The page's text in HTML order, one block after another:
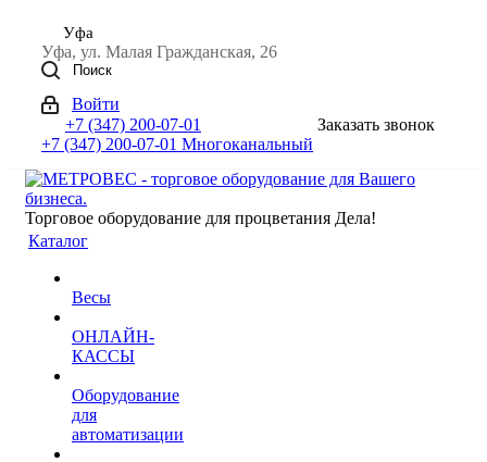
Уфа
Уфа, ул. Малая Гражданская, 26
Поиск
Войти
+7 (347) 200-07-01
+7 (347) 200-07-01 Многоканальный
Заказать звонок
Торговое оборудование для процветания Дела!
Каталог
Весы
ОНЛАЙН-
КАССЫ
Оборудование
для
автоматизации